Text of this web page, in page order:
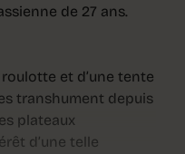
de 27 ans.
et d’une tente
transhument depuis
plateaux
d’une telle